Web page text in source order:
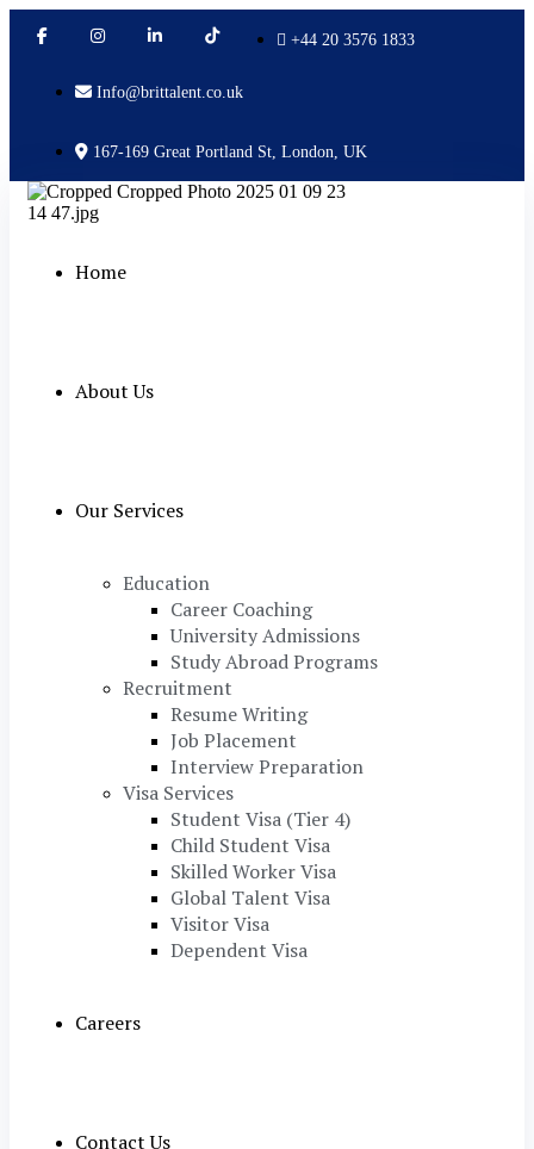
+44 20 3576 1833
Info@brittalent.co.uk
167-169 Great Portland St, London, UK
Home
About Us
Our Services
Education
Career Coaching
University Admissions
Study Abroad Programs
Recruitment
Resume Writing
Job Placement
Interview Preparation
Visa Services
Student Visa (Tier 4)
Child Student Visa
Skilled Worker Visa
Global Talent Visa
Visitor Visa
Dependent Visa
Careers
Contact Us